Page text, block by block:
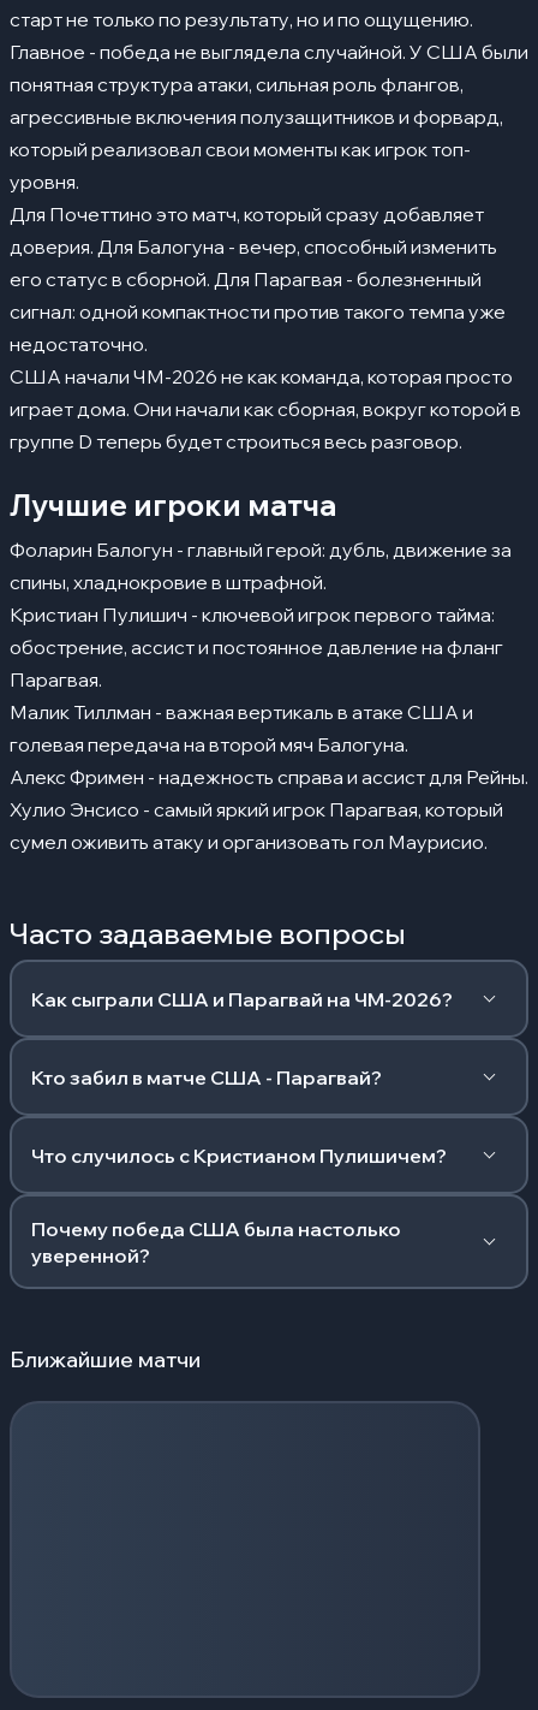
старт не только по результату, но и по ощущению.
Главное - победа не выглядела случайной. У США были
понятная структура атаки, сильная роль флангов,
агрессивные включения полузащитников и форвард,
который реализовал свои моменты как игрок топ-
уровня.
Для Почеттино это матч, который сразу добавляет
доверия. Для Балогуна - вечер, способный изменить
его статус в сборной. Для Парагвая - болезненный
сигнал: одной компактности против такого темпа уже
недостаточно.
США начали ЧМ-2026 не как команда, которая просто
играет дома. Они начали как сборная, вокруг которой в
группе D теперь будет строиться весь разговор.
Лучшие игроки матча
Фоларин Балогун - главный герой: дубль, движение за
спины, хладнокровие в штрафной.
Кристиан Пулишич - ключевой игрок первого тайма:
обострение, ассист и постоянное давление на фланг
Парагвая.
Малик Тиллман - важная вертикаль в атаке США и
голевая передача на второй мяч Балогуна.
Алекс Фримен - надежность справа и ассист для Рейны.
Хулио Энсисо - самый яркий игрок Парагвая, который
сумел оживить атаку и организовать гол Маурисио.
Часто задаваемые вопросы
Как сыграли США и Парагвай на ЧМ-2026?
Кто забил в матче США - Парагвай?
Что случилось с Кристианом Пулишичем?
Почему победа США была настолько
уверенной?
Ближайшие матчи
Загрузка событий...